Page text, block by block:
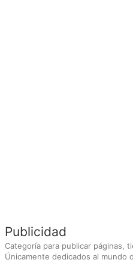
Publicidad
Categoría para publicar páginas,
Únicamente dedicados al mundo